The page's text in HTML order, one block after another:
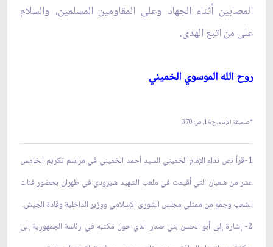
المصابين أثناء الجهاد وعلى المقاومين المسلمين، والسلام
على من اتبع الهدى.
روح الله الموسوي الخميني‏
*صحيفة الإمام، ج‏14، ص: 370
1-قرأ نص نداء الإمام الخميني السيد أحمد الخميني في مراسم تكريم الخامس
عشر من شعبان التي أقيمت في ملعب الشهيد شيرودي في طهران بحضور فئات
الشعب وجمع من ممثلي مجلس الشورى الإسلامي ووزير الداخلية وقادة الجيش.
2- إشارة إلى أبو الحسن بني صدر الذي حول مكتبه في رئاسة الجمهورية إلى